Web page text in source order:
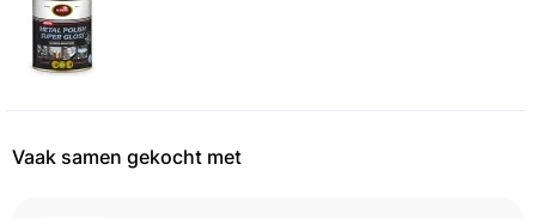
Vaak samen gekocht met